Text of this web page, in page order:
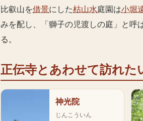
比叡山を借景にした枯山水庭園は小堀
みを配し、「獅子の児渡しの庭」と呼
る。
正伝寺とあわせて訪れた
神光院
じんこういん